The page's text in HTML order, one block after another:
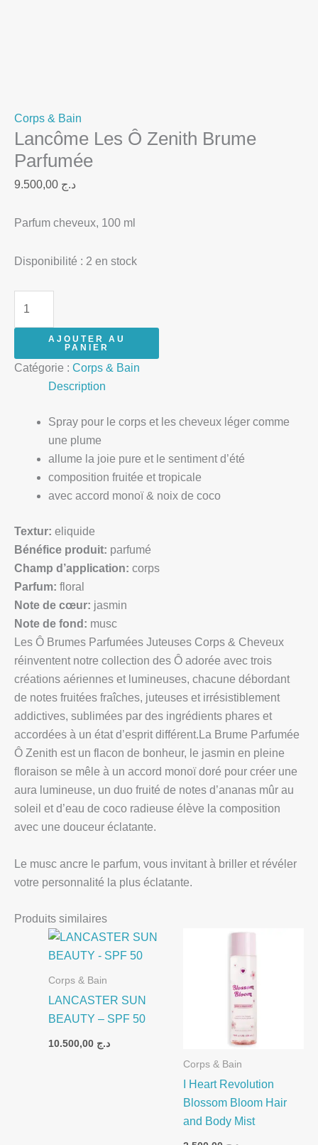
Corps & Bain
Lancôme Les Ô Zenith Brume
Parfumée
د.ج
Parfum cheveux, 100 ml
Disponibilité : 2 en stock
AJOUTER AU
PANIER
Catégorie : Corps & Bain
Description
Spray pour le corps et les cheveux léger comme
une plume
allume la joie pure et le sentiment d’été
composition fruitée et tropicale
avec accord monoï & noix de coco
Textur: e liquide
Bénéfice produit: parfumé
Champ d’application: corps
Parfum: floral
Note de cœur: jasmin
Note de fond: musc
Les Ô Brumes Parfumées Juteuses Corps & Cheveux
réinventent notre collection des Ô adorée avec trois
créations aériennes et lumineuses, chacune débordant
de notes fruitées fraîches, juteuses et irrésistiblement
addictives, sublimées par des ingrédients phares et
accordées à un état d’esprit différent.La Brume Parfumée
Ô Zenith est un flacon de bonheur, le jasmin en pleine
floraison se mêle à un accord monoï doré pour créer une
aura lumineuse, un duo fruité de notes d’ananas mûr au
soleil et d’eau de coco radieuse élève la composition
avec une douceur éclatante.
Le musc ancre le parfum, vous invitant à briller et révéler
votre personnalité la plus éclatante.
Produits similaires
Corps & Bain
LANCASTER SUN
BEAUTY – SPF 50
د.ج
Corps & Bain
I Heart Revolution
Blossom Bloom Hair
and Body Mist